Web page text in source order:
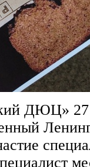
ДЮЦ» 27